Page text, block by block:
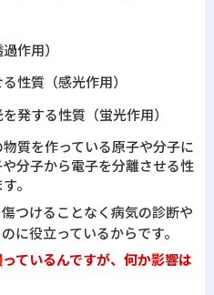
作用）
性質（感光作用）
発する性質（蛍光作用）
質を作っている原子や分子に
分子から電子を分離させる性
。
つけることなく病気の診断や
に役立っているからです。
ているんですが、何か影響は